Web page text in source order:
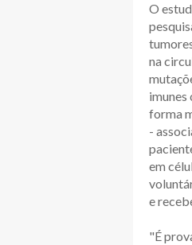
O
na
imunes
forma
-
em
e
"É